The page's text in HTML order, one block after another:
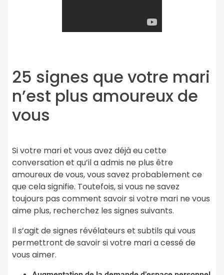
25 signes que votre mari
n’est plus amoureux de
vous
Si votre mari et vous avez déjà eu cette
conversation et qu’il a admis ne plus être
amoureux de vous, vous savez probablement ce
que cela signifie. Toutefois, si vous ne savez
toujours pas comment savoir si votre mari ne vous
aime plus, recherchez les signes suivants.
Il s’agit de signes révélateurs et subtils qui vous
permettront de savoir si votre mari a cessé de
vous aimer.